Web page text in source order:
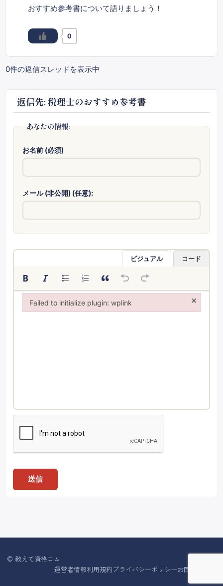
おすすめ参考書について語りましょう！
0
0件の返信スレッドを表示中
返信先: 税理士のおすすめ参考書
あなたの情報:
お名前 (必須)
メール (非公開) (任意):
ビジュアル コード
送信
© 教えて資格コム
運営者情報利用規約プライバシーポリシーお問い合わせ
Failed to initialize plugin: wplink ×
Failed to initialize plugin: wplink